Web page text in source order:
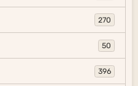
270
50
396